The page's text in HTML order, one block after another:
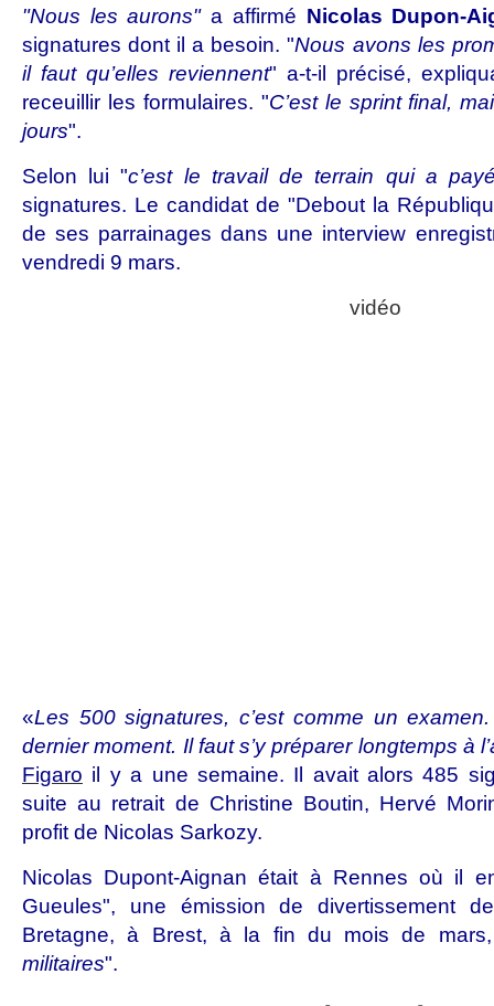
"Nous les aurons"a affirmé Nicolas Dupon-
signatures dont il a besoin. "Nous avons les
il faut qu’elles reviennent" a-t-il précisé,
receuillir les formulaires. "C’est le sprint final,
jours".
Selon lui "c’est le travail de terrain qui a
signatures. Le candidat de "Debout la
de ses parrainages dans une interview
vendredi 9 mars.
vidéo
«Les 500 signatures, c’est comme un
dernier moment. Il faut s’y préparer longtemps à
Figaro il y a une semaine. Il avait alors 485
suite au retrait de Christine Boutin, Hervé
profit de Nicolas Sarkozy.
Nicolas Dupont-Aignan était à Rennes où il
Gueules", une émission de divertissement
Bretagne, à Brest, à la fin du mois de
militaires".